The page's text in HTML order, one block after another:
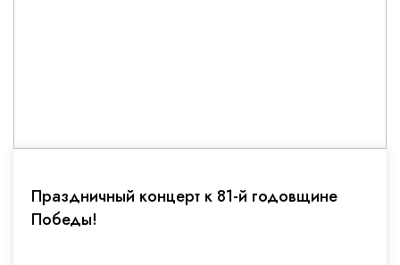
Праздничный концерт к 81-й годовщине
Победы!